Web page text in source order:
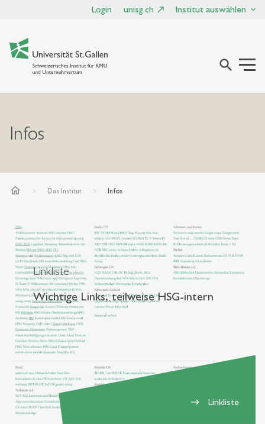
Login unisg.ch Institut auswählen
search
Infos
home Das Institut Infos
Linkliste
Wichtige Links, teilweise HSG-intern
east Linkliste